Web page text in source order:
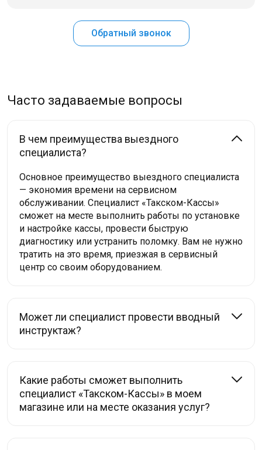
Обратный звонок
Часто задаваемые вопросы
В чем преимущества выездного
специалиста?
Основное преимущество выездного специалиста
— экономия времени на сервисном
обслуживании. Специалист «Такском-Кассы»
сможет на месте выполнить работы по установке
и настройке кассы, провести быструю
диагностику или устранить поломку. Вам не нужно
тратить на это время, приезжая в сервисный
центр со своим оборудованием.
Может ли специалист провести вводный
инструктаж?
Какие работы сможет выполнить
специалист «Такском-Кассы» в моем
магазине или на месте оказания услуг?